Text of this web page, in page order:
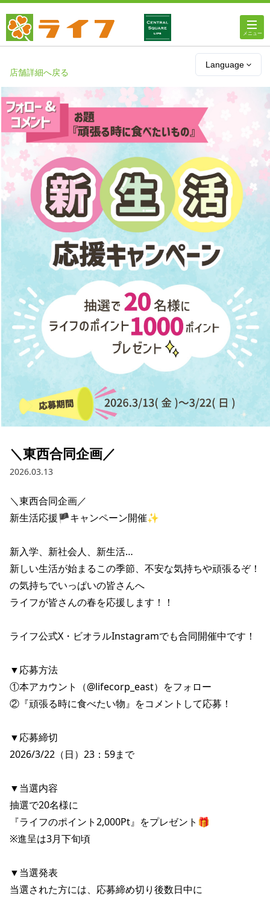
Language
店舗・チラシ情報
ライフのオンラインストア
ライフ ネットスーパー
企業情報
IR情報
採用情報
お問い合わせ
Contact us in English
店舗詳細へ戻る
＼東西合同企画／
2026.03.13
＼東西合同企画／
新生活応援🏴キャンペーン開催✨
新入学、新社会人、新生活…
新しい生活が始まるこの季節、不安な気持ちや頑張るぞ！
の気持ちでいっぱいの皆さんへ
ライフが皆さんの春を応援します！！
ライフ公式X・ビオラルInstagramでも合同開催中です！
▼応募方法
①本アカウント（@lifecorp_east）をフォロー
②『頑張る時に食べたい物』をコメントして応募！
▼応募締切
2026/3/22（日）23：59まで
▼当選内容
抽選で20名様に
『ライフのポイント2,000Pt』をプレゼント🎁
※進呈は3月下旬頃
▼当選発表
当選された方には、応募締め切り後数日中に